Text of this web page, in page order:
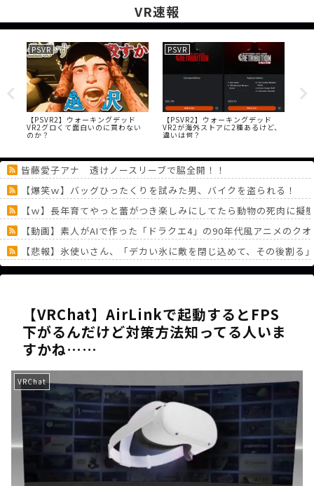
VR速報
PSVR
【PSVR2】ウォーキングデッド
VR2グロくて面白いのに買わない
のか？
PSVR
【PSVR2】ウォーキングデッド
VR2が海外ストアに2種あるけど、
違いは何？
皆藤愛子アナ 透けノースリーブで脇全開！！
【爆笑ｗ】バッグひったくりを試みた男、バイクを盗られる！
【ｗ】長年育てやっと蕾がつき楽しみにしてたら動物の死肉に擬
【動画】素人がAIで作った「ドラクエ4」の90年代風アニメのク
【悲報】氷使いさん、「デカい氷に敵を閉じ込めて、その後割
今の時代AI使って毎日練習してたら年収500万は固いのに掲示板
《どうしてこうなった！？》「フリーレン一番くじ」を記念に
《人気No.1は誰だ？》順位でまさかの下剋上！？「魔族達のラ
《未だ謎多きキャラ達の順位》：「女神の石碑編」＆「帝国編
《アニメ2期＆3期が強い》「神技のレヴォルテ編」・「黄金郷
《強者達が上位に立ち並ぶ》「一級魔法使い選抜試験編」のキ
36歳の彼女と結婚したいのに、家族が猛反対。家族から信じら
【ホロライブ】アキロゼARK2次会ゴッフィーのサムネ草
【VRChat】AirLinkで起動するとFPS
下がるんだけど対策方法知ってる人いま
すかね……
VRChat